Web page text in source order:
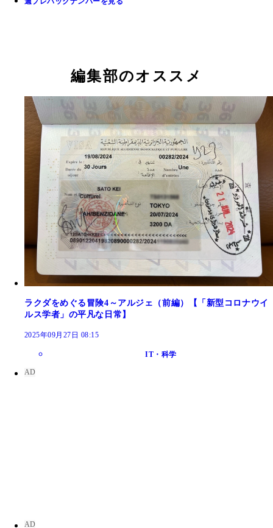
編集部のオススメ
ラクダをめぐる冒険4～アルジェ（前編）【「新型コロナウイ
ルス学者」の平凡な日常】
2025年09月27日 08:15
IT・科学